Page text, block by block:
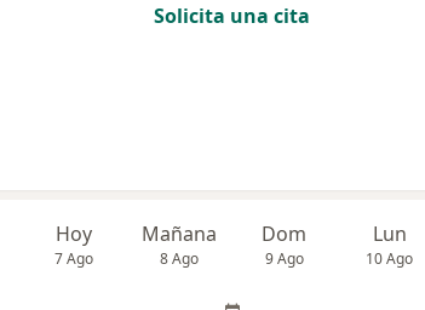
Solicita una cita
Hoy
7 Ago
Mañana
8 Ago
Dom
9 Ago
Lun
10 Ago